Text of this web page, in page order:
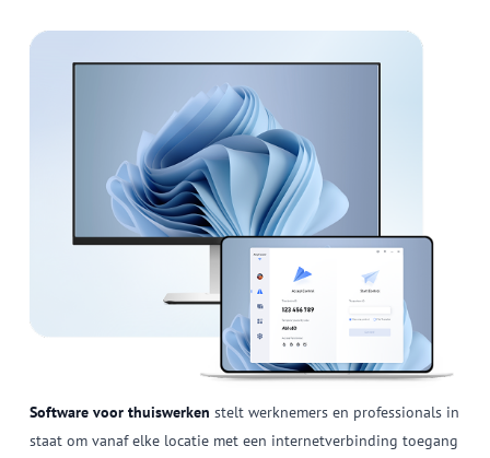
Software voor thuiswerken stelt werknemers en professionals in
staat om vanaf elke locatie met een internetverbinding toegang